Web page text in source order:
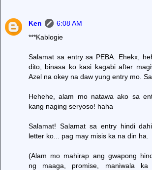
Ken
6:08 AM
***Kablogie
Salamat sa entry sa PEBA. Ehekx,
dito, binasa ko kasi kagabi after
Azel na okey na daw yung entry mo.
Hehehe, alam mo natawa ako sa
kang naging seryoso! haha
Salamat! Salamat sa entry hindi
letter ko... pag may misis ka na din ha.
(Alam mo mahirap ang gwapong
ng maaga, promise, maniwala ka